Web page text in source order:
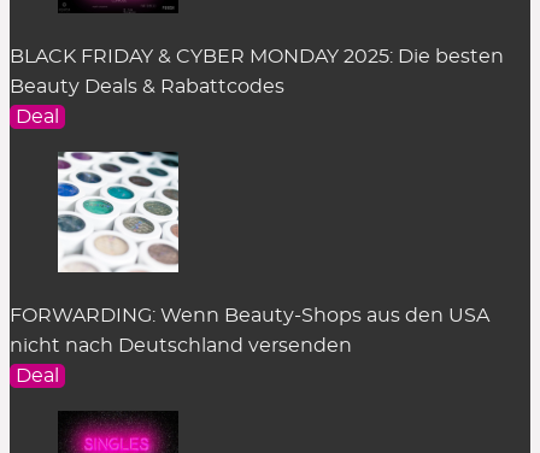
BLACK FRIDAY & CYBER MONDAY 2025: Die besten
Beauty Deals & Rabattcodes
Deal
FORWARDING: Wenn Beauty-Shops aus den USA
nicht nach Deutschland versenden
Deal